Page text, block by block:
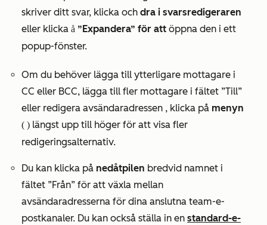
skriver ditt svar, klicka och dra i svarsredigeraren
eller klicka på ”Expandera” för att öppna den i ett
popup-fönster.
Om du behöver lägga till ytterligare mottagare i
CC eller BCC, lägga till fler mottagare i fältet ”Till”
eller redigera avsändaradressen , klicka på menyn
(vertikal menyn) längst upp till höger för att visa fler
redigeringsalternativ.
Du kan klicka på nedåtpilen bredvid namnet i
fältet ”Från” för att växla mellan
avsändaradresserna för dina anslutna team-e-
postkanaler. Du kan också ställa in en standard-e-